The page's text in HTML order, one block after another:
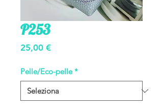
P253
25,00 €Prezzo
Pelle/Eco-pelle *